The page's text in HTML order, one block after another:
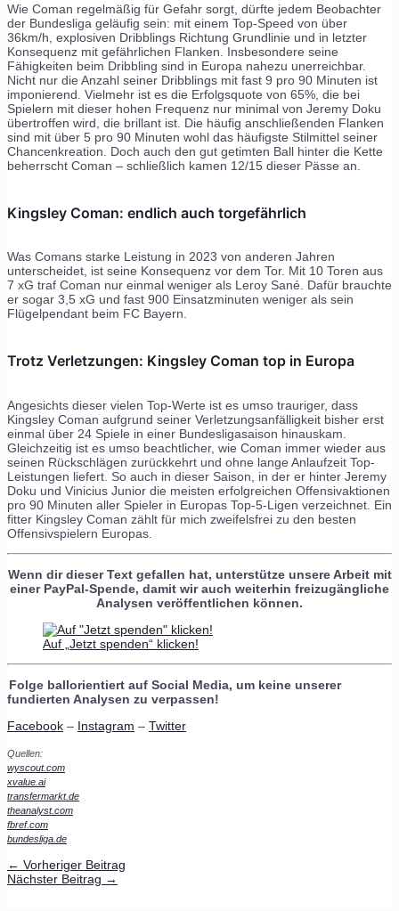
Wie Coman regelmäßig für Gefahr sorgt, dürfte jedem Beobachter
der Bundesliga geläufig sein: mit einem Top-Speed von über
36km/h, explosiven Dribblings Richtung Grundlinie und in letzter
Konsequenz mit gefährlichen Flanken. Insbesondere seine
Fähigkeiten beim Dribbling sind in Europa nahezu unerreichbar.
Nicht nur die Anzahl seiner Dribblings mit fast 9 pro 90 Minuten ist
imponierend. Vielmehr ist es die Erfolgsquote von 65%, die bei
Spielern mit dieser hohen Frequenz nur minimal von Jeremy Doku
übertroffen wird, die brillant ist. Die häufig anschließenden Flanken
sind mit über 5 pro 90 Minuten wohl das häufigste Stilmittel seiner
Chancenkreation. Doch auch den gut getimten Ball hinter die Kette
beherrscht Coman – schließlich kamen 12/15 dieser Pässe an.
Kingsley Coman: endlich auch torgefährlich
Was Comans starke Leistung in 2023 von anderen Jahren
unterscheidet, ist seine Konsequenz vor dem Tor. Mit 10 Toren aus
7 xG traf Coman nur einmal weniger als Leroy Sané. Dafür brauchte
er sogar 3,5 xG und fast 900 Einsatzminuten weniger als sein
Flügelpendant beim FC Bayern.
Trotz Verletzungen: Kingsley Coman top in Europa
Angesichts dieser vielen Top-Werte ist es umso trauriger, dass
Kingsley Coman aufgrund seiner Verletzungsanfälligkeit bisher erst
einmal über 24 Spiele in einer Bundesligasaison hinauskam.
Gleichzeitig ist es umso beachtlicher, wie Coman immer wieder aus
seinen Rückschlägen zurückkehrt und ohne lange Anlaufzeit Top-
Leistungen liefert. So auch in dieser Saison, in der er hinter Jeremy
Doku und Vinicius Junior die meisten erfolgreichen Offensivaktionen
pro 90 Minuten aller Spieler in Europas Top-5-Ligen verzeichnet. Ein
fitter Kingsley Coman zählt für mich zweifelsfrei zu den besten
Offensivspielern Europas.
Wenn dir dieser Text gefallen hat, unterstütze unsere Arbeit mit
einer PayPal-Spende, damit wir auch weiterhin freizugängliche
Analysen veröffentlichen können.
Auf „Jetzt spenden“ klicken!
Folge ballorientiert auf Social Media, um keine unserer
fundierten Analysen zu verpassen!
Facebook – Instagram – Twitter
Quellen:
wyscout.com
xvalue.ai
transfermarkt.de
theanalyst.com
fbref.com
bundesliga.de
← Vorheriger Beitrag
Nächster Beitrag →